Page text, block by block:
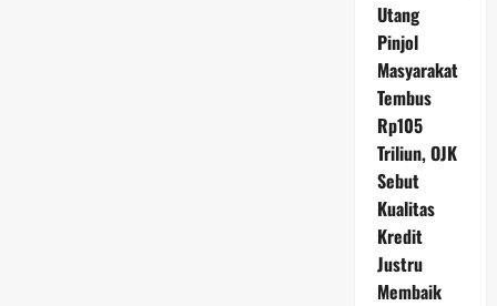
Utang
Pinjol
Masyarakat
Tembus
Rp105
Triliun, OJK
Sebut
Kualitas
Kredit
Justru
Membaik